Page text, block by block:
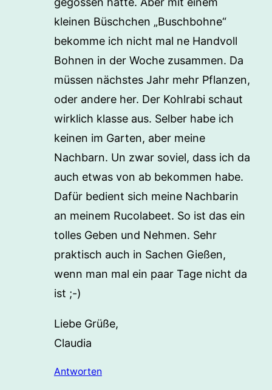
kleinen Büschchen „Buschbohne“
bekomme ich nicht mal ne Handvoll
Bohnen in der Woche zusammen. Da
müssen nächstes Jahr mehr Pflanzen,
oder andere her. Der Kohlrabi schaut
wirklich klasse aus. Selber habe ich
keinen im Garten, aber meine
Nachbarn. Un zwar soviel, dass ich da
auch etwas von ab bekommen habe.
Dafür bedient sich meine Nachbarin
an meinem Rucolabeet. So ist das ein
tolles Geben und Nehmen. Sehr
praktisch auch in Sachen Gießen,
wenn man mal ein paar Tage nicht da
ist ;-)
Liebe Grüße,
Claudia
Antworten